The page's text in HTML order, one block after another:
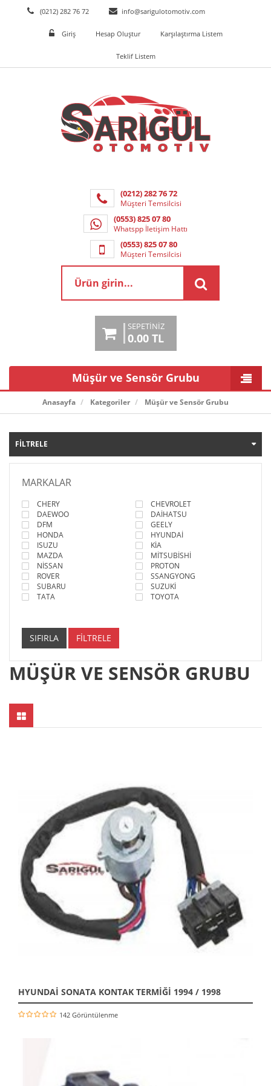
(0212) 282 76 72 info@sarigulotomotiv.com
Giriş Hesap Oluştur Karşılaştırma Listem
Teklif Listem
(0212) 282 76 72
Müşteri Temsilcisi
(0553) 825 07 80
Whatspp İletişim Hattı
(0553) 825 07 80
Müşteri Temsilcisi
SEPETINIZ
0.00 TL
Müşür ve Sensör Grubu
Anasayfa Kategoriler Müşür ve Sensör Grubu
FILTRELE
MARKALAR
CHERY
CHEVROLET
DAEWOO
DAİHATSU
DFM
GEELY
HONDA
HYUNDAİ
ISUZU
KİA
MAZDA
MİTSUBİSHİ
NİSSAN
PROTON
ROVER
SSANGYONG
SUBARU
SUZUKİ
TATA
TOYOTA
SIFIRLA FİLTRELE
MÜŞÜR VE SENSÖR GRUBU
HYUNDAİ SONATA KONTAK TERMİĞİ 1994 / 1998
142 Görüntülenme